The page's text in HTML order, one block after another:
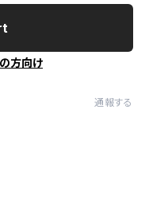
方向け
通報する